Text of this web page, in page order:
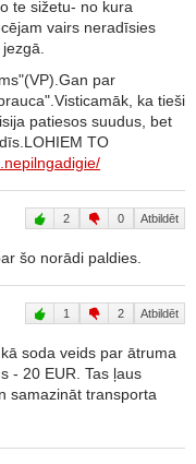
te sižetu- no kura
vairs neradīsies
par
ka tieši
patiesos suudus, bet
TO
2 0 Atbildēt
šo norādi paldies.
1 2 Atbildēt
soda veids par ātruma
- 20 EUR. Tas ļaus
samazināt transporta